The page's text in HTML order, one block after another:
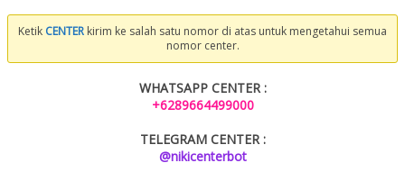
Ketik CENTER kirim ke salah satu nomor di atas untuk mengetahui semua
nomor center.
WHATSAPP CENTER :
+6289664499000
TELEGRAM CENTER :
@nikicenterbot